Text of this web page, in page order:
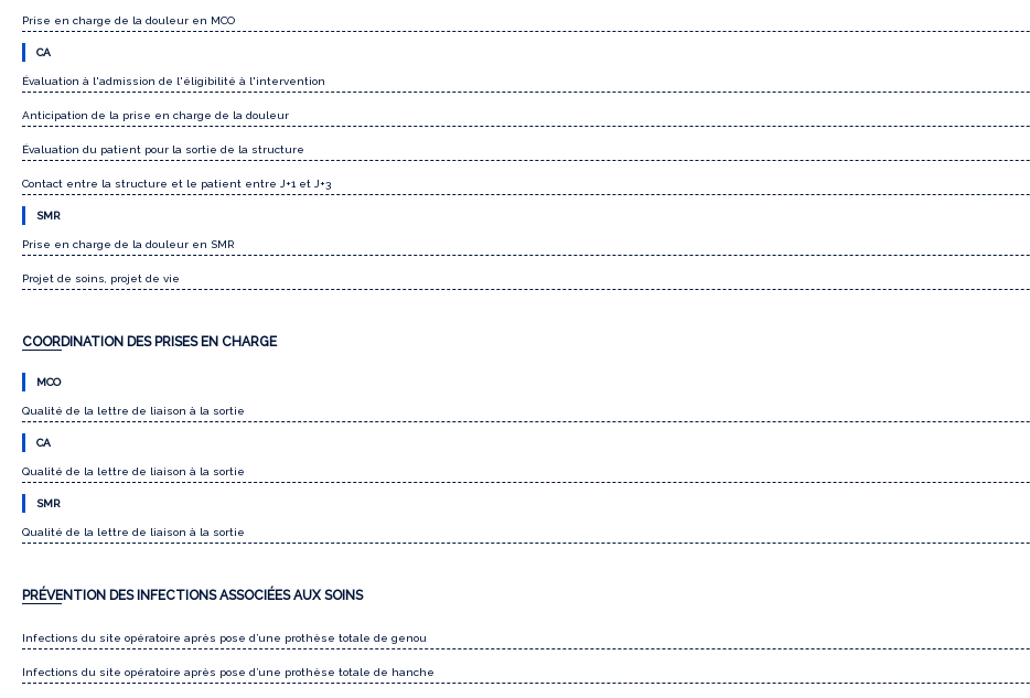
Prise en charge de la douleur en MCO
CA
Évaluation à l'admission de l'éligibilité à l'intervention
Anticipation de la prise en charge de la douleur
Évaluation du patient pour la sortie de la structure
Contact entre la structure et le patient entre J+1 et J+3
SMR
Prise en charge de la douleur en SMR
Projet de soins, projet de vie
COORDINATION DES PRISES EN CHARGE
MCO
Qualité de la lettre de liaison à la sortie
CA
Qualité de la lettre de liaison à la sortie
SMR
Qualité de la lettre de liaison à la sortie
PRÉVENTION DES INFECTIONS ASSOCIÉES AUX SOINS
Infections du site opératoire après pose d’une prothèse totale de genou
Infections du site opératoire après pose d’une prothèse totale de hanche